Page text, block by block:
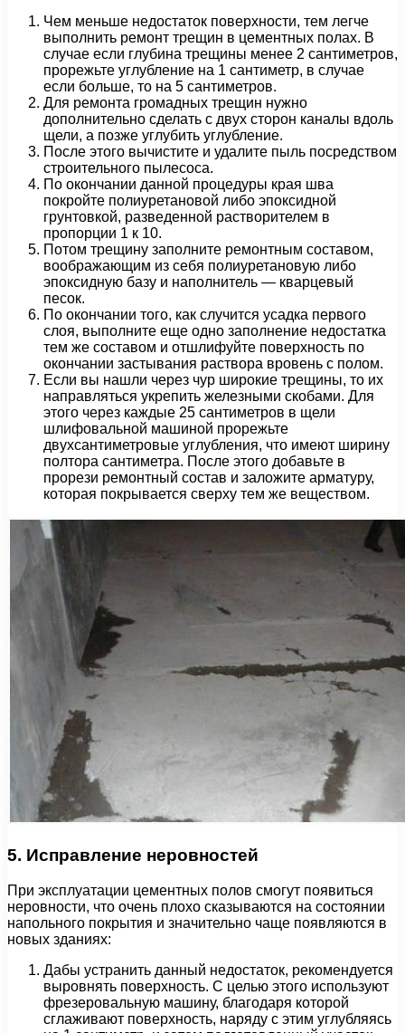
Чем меньше недостаток поверхности, тем легче
выполнить ремонт трещин в цементных полах. В
случае если глубина трещины менее 2 сантиметров,
прорежьте углубление на 1 сантиметр, в случае
если больше, то на 5 сантиметров.
Для ремонта громадных трещин нужно
дополнительно сделать с двух сторон каналы вдоль
щели, а позже углубить углубление.
После этого вычистите и удалите пыль посредством
строительного пылесоса.
По окончании данной процедуры края шва
покройте полиуретановой либо эпоксидной
грунтовкой, разведенной растворителем в
пропорции 1 к 10.
Потом трещину заполните ремонтным составом,
воображающим из себя полиуретановую либо
эпоксидную базу и наполнитель — кварцевый
песок.
По окончании того, как случится усадка первого
слоя, выполните еще одно заполнение недостатка
тем же составом и отшлифуйте поверхность по
окончании застывания раствора вровень с полом.
Если вы нашли через чур широкие трещины, то их
направляться укрепить железными скобами. Для
этого через каждые 25 сантиметров в щели
шлифовальной машиной прорежьте
двухсантиметровые углубления, что имеют ширину
полтора сантиметра. После этого добавьте в
прорези ремонтный состав и заложите арматуру,
которая покрывается сверху тем же веществом.
5. Исправление неровностей
При эксплуатации цементных полов смогут появиться
неровности, что очень плохо сказываются на состоянии
напольного покрытия и значительно чаще появляются в
новых зданиях:
Дабы устранить данный недостаток, рекомендуется
выровнять поверхность. С целью этого используют
фрезеровальную машину, благодаря которой
сглаживают поверхность, наряду с этим углубляясь